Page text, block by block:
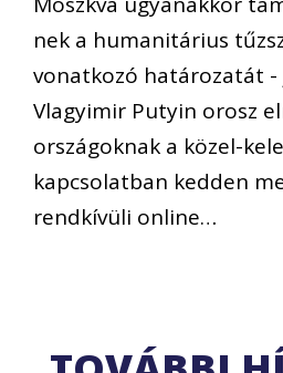
nek a humanitárius
vonatkozó határozatát
Vlagyimir Putyin orosz
országoknak a közel-
kapcsolatban kedden
rendkívüli online…